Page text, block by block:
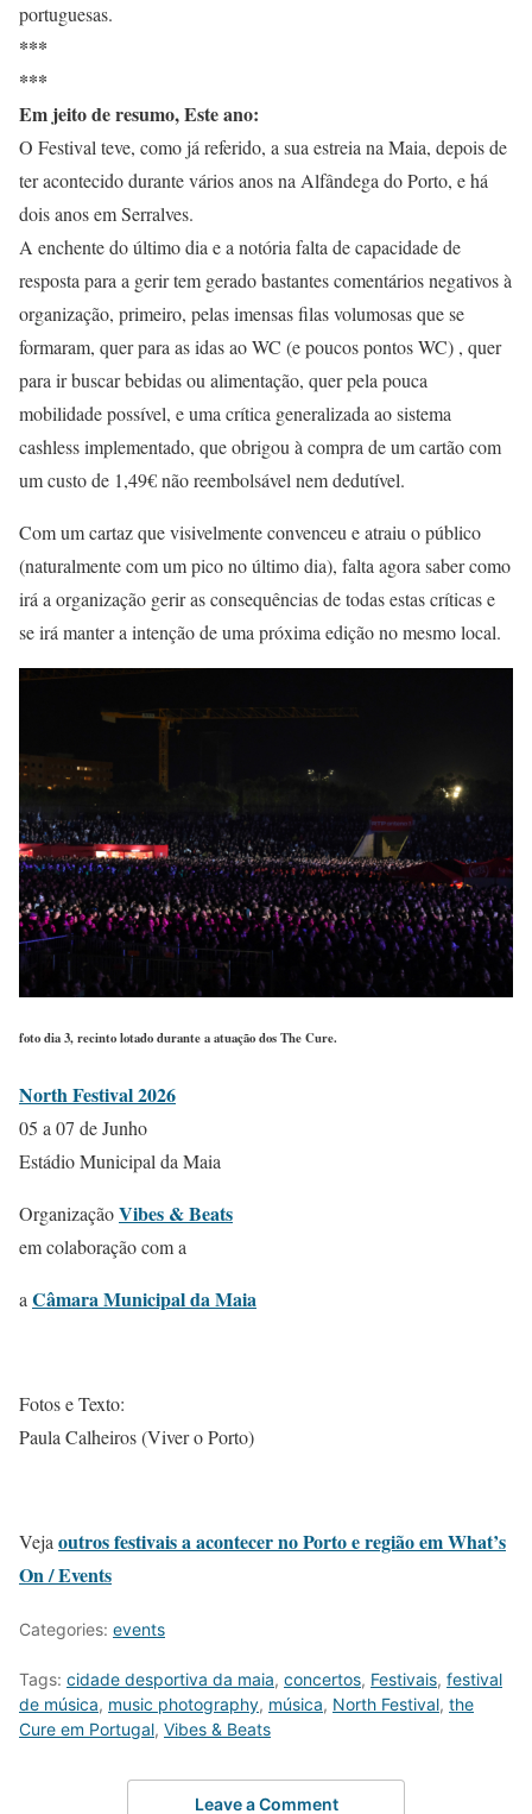
portuguesas.
***
***
Em jeito de resumo, Este ano:
O Festival teve, como já referido, a sua estreia na Maia, depois de
ter acontecido durante vários anos na Alfândega do Porto, e há
dois anos em Serralves.
A enchente do último dia e a notória falta de capacidade de
resposta para a gerir tem gerado bastantes comentários negativos à
organização, primeiro, pelas imensas filas volumosas que se
formaram, quer para as idas ao WC (e poucos pontos WC) , quer
para ir buscar bebidas ou alimentação, quer pela pouca
mobilidade possível, e uma crítica generalizada ao sistema
cashless implementado, que obrigou à compra de um cartão com
um custo de 1,49€ não reembolsável nem dedutível.
Com um cartaz que visivelmente convenceu e atraiu o público
(naturalmente com um pico no último dia), falta agora saber como
irá a organização gerir as consequências de todas estas críticas e
se irá manter a intenção de uma próxima edição no mesmo local.
foto dia 3, recinto lotado durante a atuação dos The Cure.
North Festival 2026
05 a 07 de Junho
Estádio Municipal da Maia
OrganizaçãoVibes & Beats
em colaboração com a
aCâmara Municipal da Maia
Fotos e Texto:
Paula Calheiros (Viver o Porto)
Vejaoutros festivais a acontecer no Porto e região em What’s
On / Events
Categories: events
Tags: cidade desportiva da maia, concertos, Festivais, festival
de música, music photography, música, North Festival, the
Cure em Portugal, Vibes & Beats
Leave a Comment